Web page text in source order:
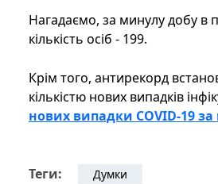
Нагадаємо, за минулу добу в
кількість осіб - 199.
Крім того, антирекорд
кількістю нових випадків
нових випадки COVID-19
Теги: Думки